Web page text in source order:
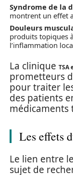
Syndrome de la
montrent un effet
Douleurs
produits topiques
l’inflammation
La clinique TSA
prometteurs
pour traiter
des patients
médicaments
Les effets
Le lien entre le
sujet de